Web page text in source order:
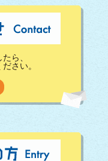
ら、
さい。